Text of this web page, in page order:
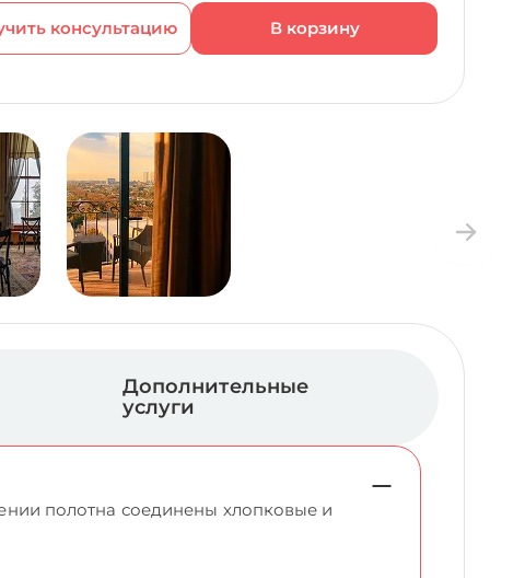
консультацию
Дополнительные
услуги
полотна соединены хлопковые и